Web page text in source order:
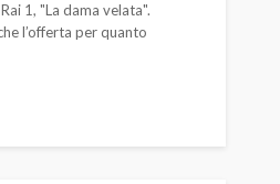
1, "La dama velata".
l’offerta per quanto